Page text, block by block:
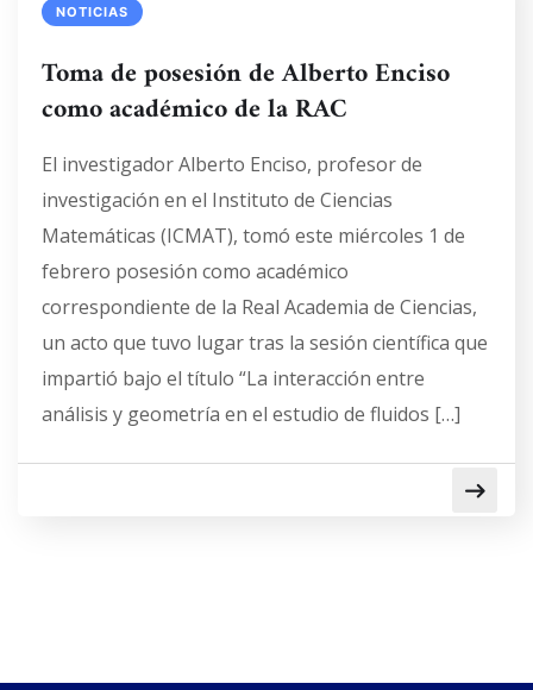
NOTICIAS
Toma de posesión de Alberto Enciso
como académico de la RAC
El investigador Alberto Enciso, profesor de
investigación en el Instituto de Ciencias
Matemáticas (ICMAT), tomó este miércoles 1 de
febrero posesión como académico
correspondiente de la Real Academia de Ciencias,
un acto que tuvo lugar tras la sesión científica que
impartió bajo el título “La interacción entre
análisis y geometría en el estudio de fluidos […]